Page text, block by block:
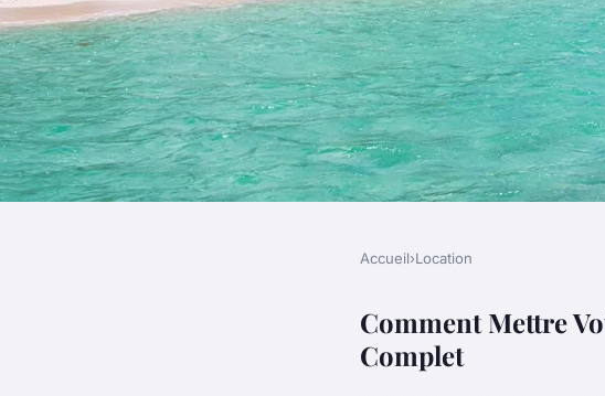
Les étapes pour mettre
Accueil›Location
Comment Mettre
Complet